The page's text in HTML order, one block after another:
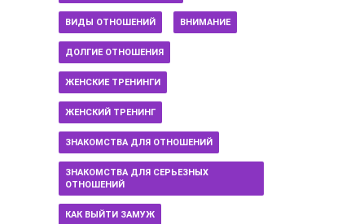
ВИДЫ ОТНОШЕНИЙ ВНИМАНИЕ
ДОЛГИЕ ОТНОШЕНИЯ
ЖЕНСКИЕ ТРЕНИНГИ
ЖЕНСКИЙ ТРЕНИНГ
ЗНАКОМСТВА ДЛЯ ОТНОШЕНИЙ
ЗНАКОМСТВА ДЛЯ СЕРЬЕЗНЫХ
ОТНОШЕНИЙ
КАК ВЫЙТИ ЗАМУЖ